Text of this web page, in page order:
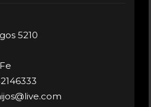
5210
@live.com